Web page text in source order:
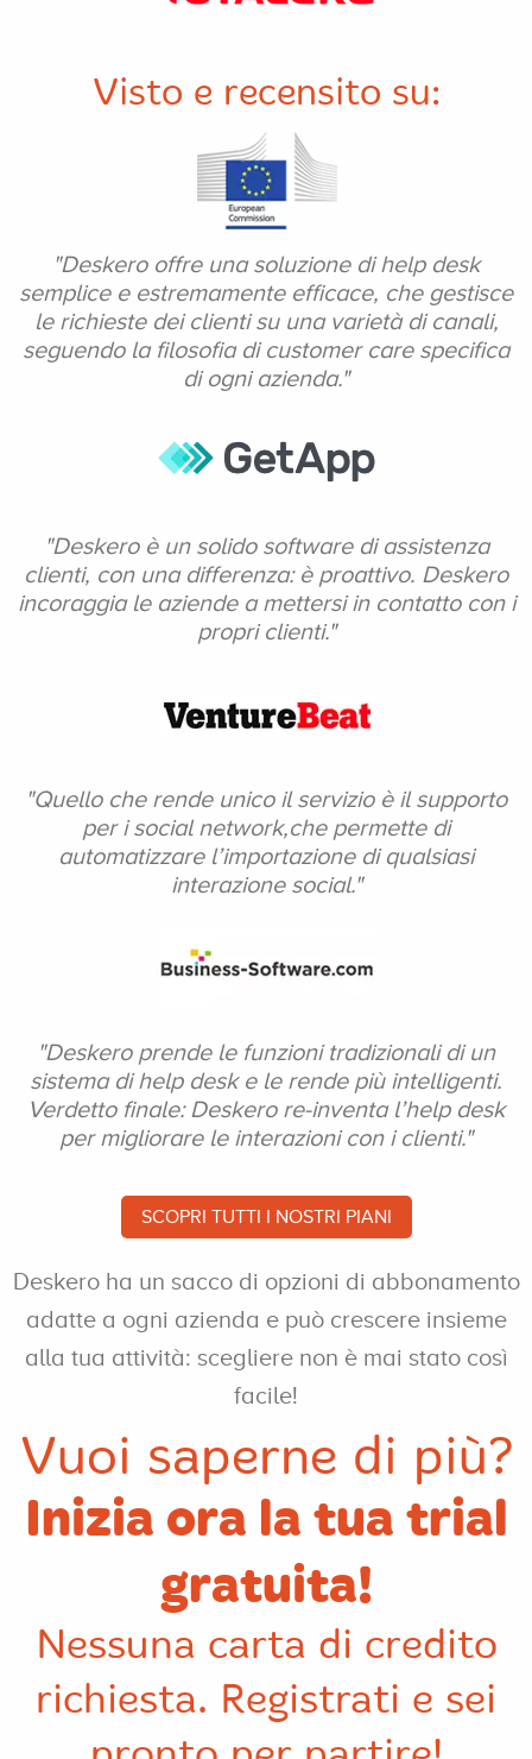
Visto e recensito su:
"Deskero offre una soluzione di help desk
semplice e estremamente efficace, che gestisce
le richieste dei clienti su una varietà di canali,
seguendo la filosofia di customer care specifica
diogni azienda."
"Deskero è un solido software di assistenza
clienti, con una differenza: è proattivo. Deskero
incoraggiale aziende a mettersiin contatto con i
propri clienti."
"Quello che rende unico il servizio è il supporto
per i social network,che permette di
automatizzare l’importazione diqualsiasi
interazione social."
"Deskero prende le funzioni tradizionali di un
sistema di help desk e le rende più intelligenti.
Verdetto finale: Deskero re-inventa l’help desk
per migliorare le interazioni con i clienti."
SCOPRI TUTTI I NOSTRI PIANI
Deskero ha un sacco di opzioni di abbonamento
adatte a ogni azienda e può crescere insieme
alla tua attività: scegliere non è mai stato così
facile!
Vuoi saperne di più?
Inizia ora la tua trial
gratuita!
Nessuna carta di credito
richiesta. Registrati e sei